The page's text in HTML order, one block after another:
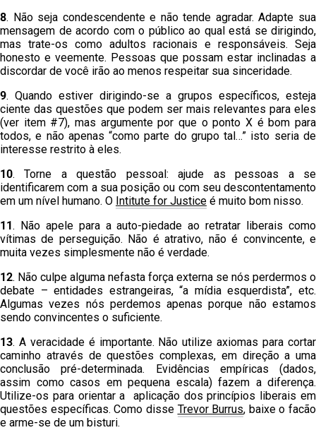
8. Não seja condescendente e não tende agradar. Adapte sua
mensagem de acordo com o público ao qual está se dirigindo,
mas trate-os como adultos racionais e responsáveis. Seja
honesto e veemente. Pessoas que possam estar inclinadas a
discordar de você irão ao menos respeitar sua sinceridade.
9. Quando estiver dirigindo-se a grupos específicos, esteja
ciente das questões que podem ser mais relevantes para eles
(ver item #7), mas argumente por que o ponto X é bom para
todos, e não apenas “como parte do grupo tal…” isto seria de
interesse restrito à eles.
10. Torne a questão pessoal: ajude as pessoas a se
identificarem com a sua posição ou com seu descontentamento
em um nível humano. O Intitute for Justice é muito bom nisso.
11. Não apele para a auto-piedade ao retratar liberais como
vítimas de perseguição. Não é atrativo, não é convincente, e
muita vezes simplesmente não é verdade.
12. Não culpe alguma nefasta força externa se nós perdermos o
debate – entidades estrangeiras, “a mídia esquerdista”, etc.
Algumas vezes nós perdemos apenas porque não estamos
sendo convincentes o suficiente.
13. A veracidade é importante. Não utilize axiomas para cortar
caminho através de questões complexas, em direção a uma
conclusão pré-determinada. Evidências empíricas (dados,
assim como casos em pequena escala) fazem a diferença.
Utilize-os para orientar a aplicação dos princípios liberais em
questões específicas. Como disse Trevor Burrus, baixe o facão
e arme-se de um bisturi.